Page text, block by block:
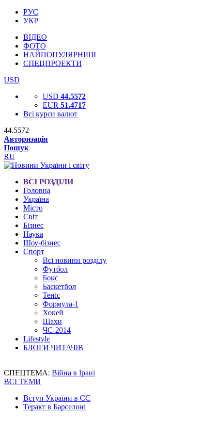
РУС
УКР
ВІДЕО
ФОТО
НАЙПОПУЛЯРНІШІ
СПЕЦПРОЕКТИ
USD
USD 44.5572
EUR 51.4717
Всі курси валют
44.5572
Авторизація
Пошук
RU
ВСІ РОЗДІЛИ
Головна
Україна
Місто
Світ
Бізнес
Наука
Шоу-бізнес
Спорт
Всі новини розділу
Футбол
Бокс
Баскетбол
Теніс
Формула-1
Хокей
Шахи
ЧС-2014
Lifestyle
БЛОГИ ЧИТАЧІВ
СПЕЦТЕМА: Війна в Ірані
ВСІ ТЕМИ
Вступ України в ЄС
Теракт в Барселоні